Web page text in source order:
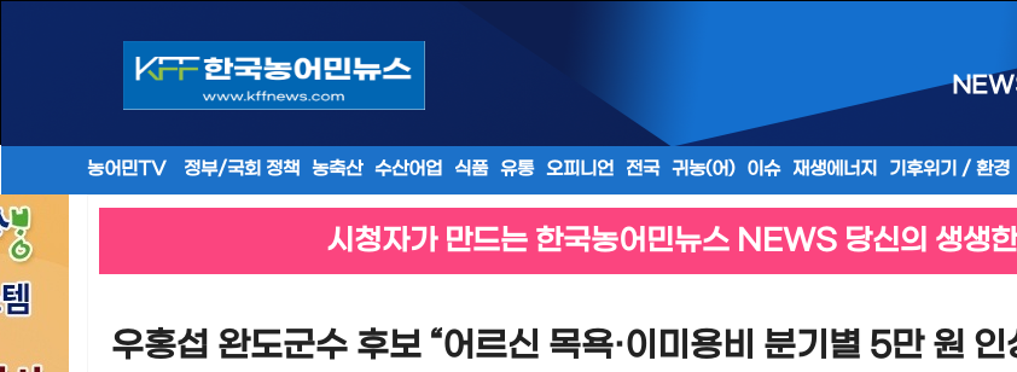
농어민TV 정부/국회 정책 농축산 수산어업 식품 유통 오피니언 전국 귀농(어) 이슈 재생에너지 기후위기 / 환경
시청자가 만드는 한국농어민뉴스 NEWS 당신의 생생
우홍섭 완도군수 후보 “어르신 목욕·이미용비 분기별 5만 원 인